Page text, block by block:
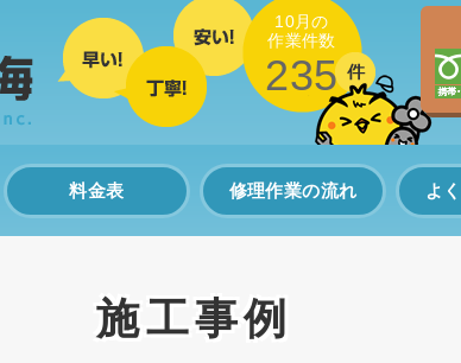
10月の
作業件数
235
料金表 修理作業の流れ よ
施工事例